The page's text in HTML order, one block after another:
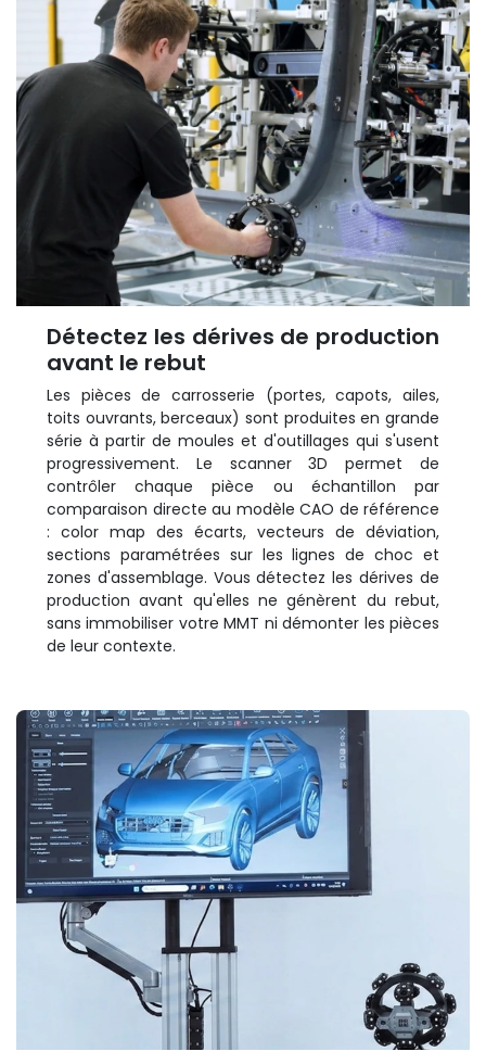
Détectez les dérives de production
avant le rebut
Les pièces de carrosserie (portes, capots, ailes,
toits ouvrants, berceaux) sont produites en grande
série à partir de moules et d'outillages qui s'usent
progressivement. Le scanner 3D permet de
contrôler chaque pièce ou échantillon par
comparaison directe au modèle CAO de référence
: color map des écarts, vecteurs de déviation,
sections paramétrées sur les lignes de choc et
zones d'assemblage. Vous détectez les dérives de
production avant qu'elles ne génèrent du rebut,
sans immobiliser votre MMT ni démonter les pièces
de leur contexte.